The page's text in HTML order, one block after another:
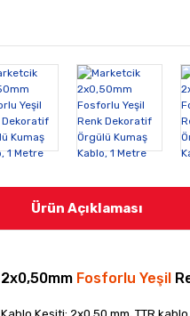
Ürün Açıklaması
2x0,50mm Fosforlu Yeşil